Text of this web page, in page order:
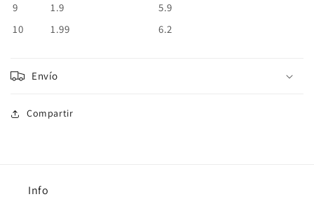
9
1.9
5.9
10
1.99 6.2
Envío
Compartir
Info